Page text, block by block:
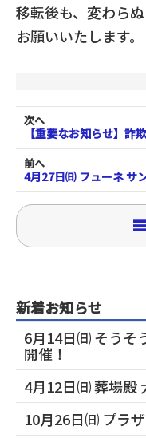
移転後も、変わら
お願いいたします。
次へ
【重要なお知らせ】詐
前へ
4月27日㈰ フューネ サ
新着お知らせ
6月14日㈰ そうそ
開催！
4月12日㈰ 葬場殿
10月26日㈰ プラ